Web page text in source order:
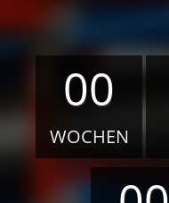
00
WOCHEN